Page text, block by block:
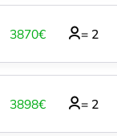
3870€ = 2
3898€ = 2